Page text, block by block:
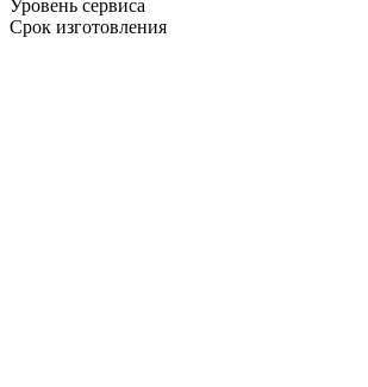
Уровень сервиса
Срок изготовления